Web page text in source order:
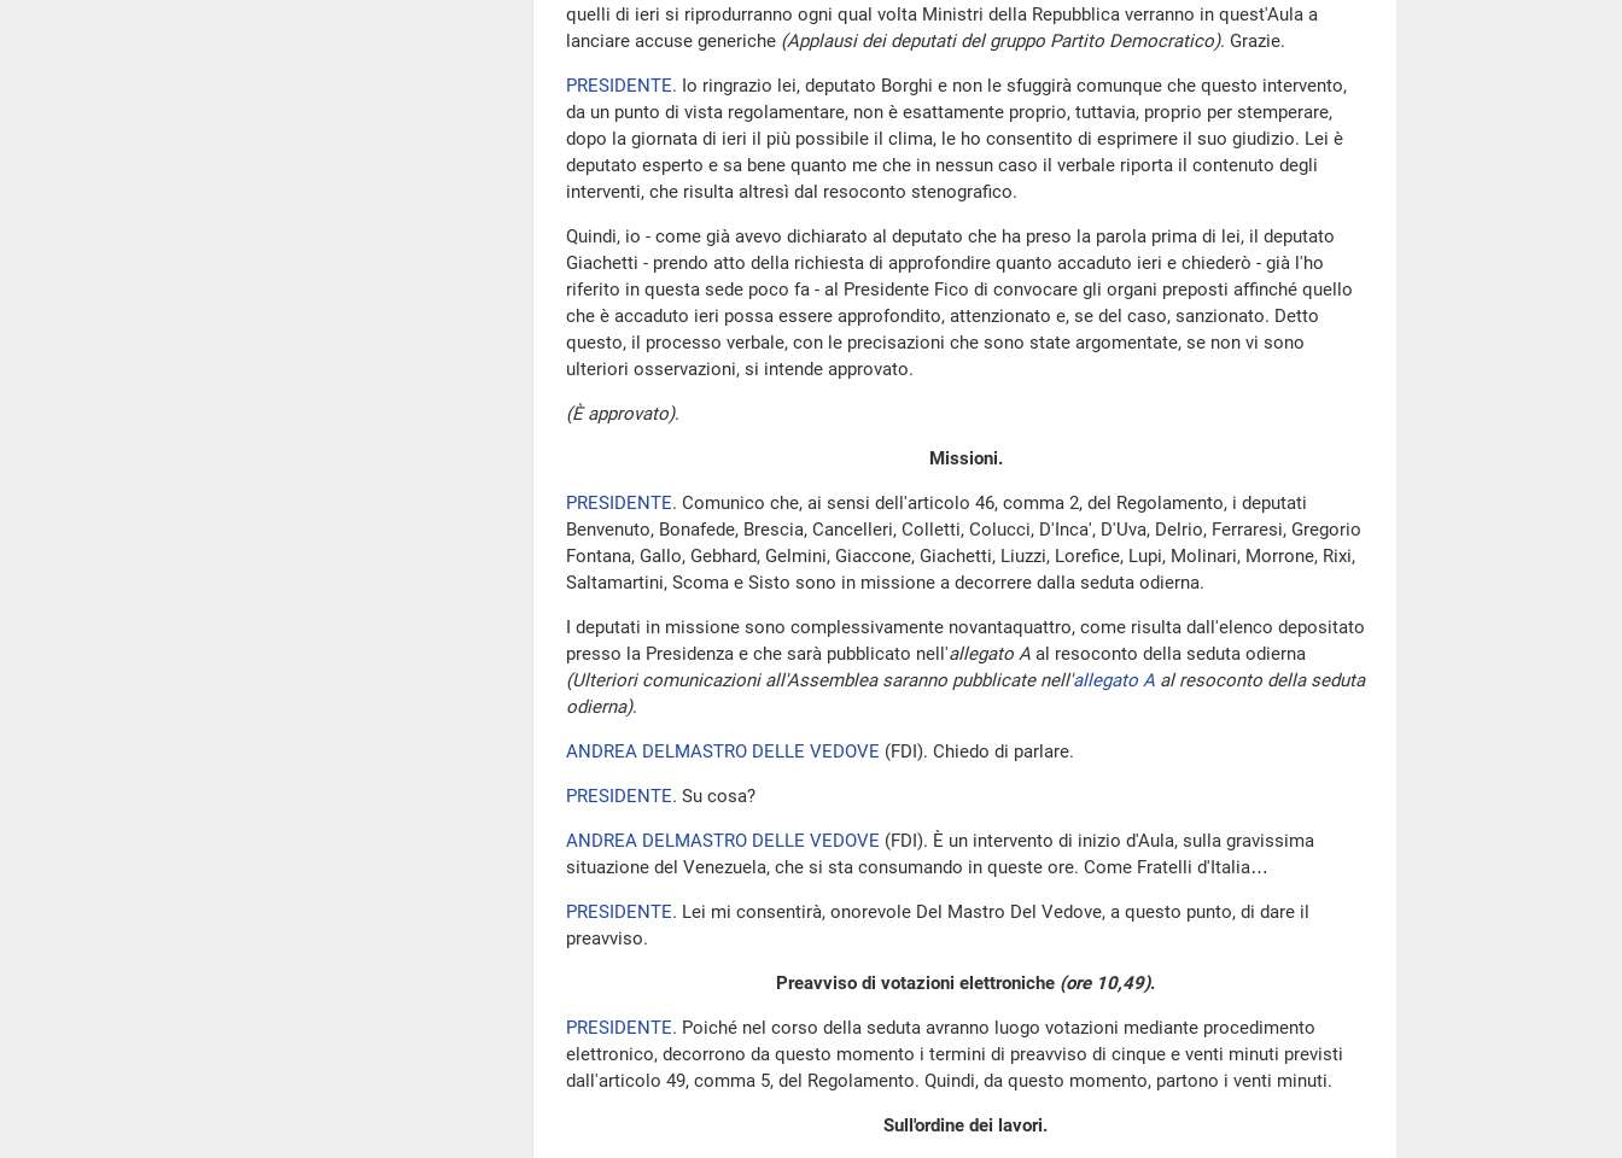
quelli di ieri si riprodurranno ogni qual volta Ministri della Repubblica verranno in quest'Aula a
lanciare accuse generiche (Applausi dei deputati del gruppo Partito Democratico). Grazie.
PRESIDENTE. Io ringrazio lei, deputato Borghi e non le sfuggirà comunque che questo intervento,
da un punto di vista regolamentare, non è esattamente proprio, tuttavia, proprio per stemperare,
dopo la giornata di ieri il più possibile il clima, le ho consentito di esprimere il suo giudizio. Lei è
deputato esperto e sa bene quanto me che in nessun caso il verbale riporta il contenuto degli
interventi, che risulta altresì dal resoconto stenografico.
Quindi, io - come già avevo dichiarato al deputato che ha preso la parola prima di lei, il deputato
Giachetti - prendo atto della richiesta di approfondire quanto accaduto ieri e chiederò - già l'ho
riferito in questa sede poco fa - al Presidente Fico di convocare gli organi preposti affinché quello
che è accaduto ieri possa essere approfondito, attenzionato e, se del caso, sanzionato. Detto
questo, il processo verbale, con le precisazioni che sono state argomentate, se non vi sono
ulteriori osservazioni, si intende approvato.
(È approvato).
Missioni.
PRESIDENTE. Comunico che, ai sensi dell'articolo 46, comma 2, del Regolamento, i deputati
Benvenuto, Bonafede, Brescia, Cancelleri, Colletti, Colucci, D'Inca', D'Uva, Delrio, Ferraresi, Gregorio
Fontana, Gallo, Gebhard, Gelmini, Giaccone, Giachetti, Liuzzi, Lorefice, Lupi, Molinari, Morrone, Rixi,
Saltamartini, Scoma e Sisto sono in missione a decorrere dalla seduta odierna.
I deputati in missione sono complessivamente novantaquattro, come risulta dall'elenco depositato
presso la Presidenza e che sarà pubblicato nell'allegato A al resoconto della seduta odierna
(Ulteriori comunicazioni all'Assemblea saranno pubblicate nell'allegato A al resoconto della seduta
odierna).
ANDREA DELMASTRO DELLE VEDOVE (FDI). Chiedo di parlare.
PRESIDENTE. Su cosa?
ANDREA DELMASTRO DELLE VEDOVE (FDI). È un intervento di inizio d'Aula, sulla gravissima
situazione del Venezuela, che si sta consumando in queste ore. Come Fratelli d'Italia…
PRESIDENTE. Lei mi consentirà, onorevole Del Mastro Del Vedove, a questo punto, di dare il
preavviso.
Preavviso di votazioni elettroniche (ore 10,49).
PRESIDENTE. Poiché nel corso della seduta avranno luogo votazioni mediante procedimento
elettronico, decorrono da questo momento i termini di preavviso di cinque e venti minuti previsti
dall'articolo 49, comma 5, del Regolamento. Quindi, da questo momento, partono i venti minuti.
Sull'ordine dei lavori.